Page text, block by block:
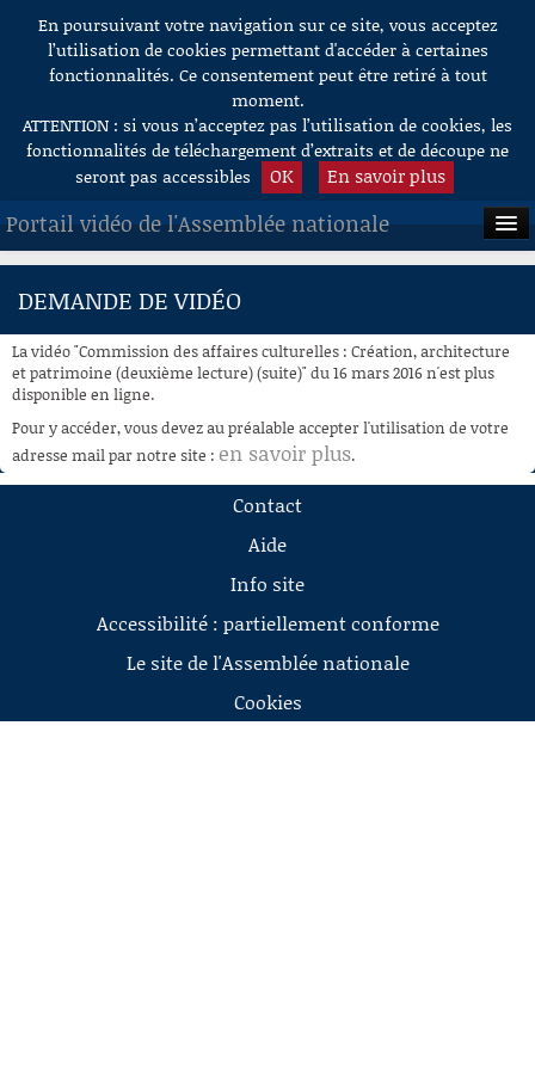
Aller au contenu
En poursuivant votre navigation sur ce site, vous acceptez
l’utilisation de cookies permettant d'accéder à certaines
fonctionnalités. Ce consentement peut être retiré à tout
moment.
ATTENTION : si vous n’acceptez pas l’utilisation de cookies, les
fonctionnalités de téléchargement d’extraits et de découpe ne
seront pas accessibles
OK En savoir plus
Portail vidéo de l'Assemblée nationale
ACCUEIL
À LA DEMANDE
RECHERCHE
AIDE À LA DÉCOUPE
DE VIDÉOS
DEMANDE DE VIDÉO
La vidéo "Commission des affaires culturelles : Création, architecture
et patrimoine (deuxième lecture) (suite)" du 16 mars 2016 n'est plus
disponible en ligne.
Pour y accéder, vous devez au préalable accepter l'utilisation de votre
adresse mail par notre site : en savoir plus.
Contact
Aide
Info site
Accessibilité : partiellement conforme
Le site de l'Assemblée nationale
Cookies